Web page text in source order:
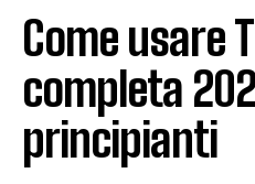
Come usare
completa
principianti